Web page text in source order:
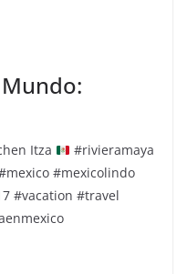
Itza
#rivieramaya
#mexicolindo
#vacation #travel